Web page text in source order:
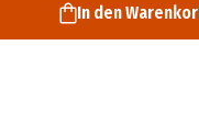
In den